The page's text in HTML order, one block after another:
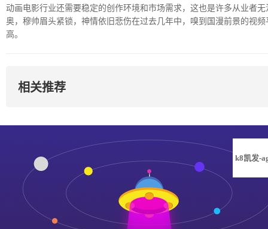
动画电影行业还需要稳定的创作环境和市场需求，这也是许多从业者
奥，穆帅眉头紧锁，神情依旧悲伤在过去几年中，嗅到国漫前景的视
高。
相关推荐
k8凯发-